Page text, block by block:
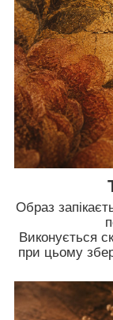
Образ
Виконується
при цьому